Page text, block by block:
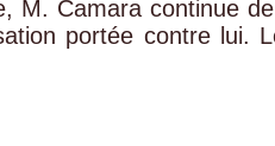
M. Camara continue
portée contre lui.